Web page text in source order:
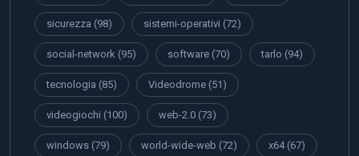
sicurezza (98) sistemi-operativi (72)
social-network (95) software (70) tarlo (94)
tecnologia (85) Videodrome (51)
videogiochi (100) web-2.0 (73)
windows (79) world-wide-web (72) x64(67)